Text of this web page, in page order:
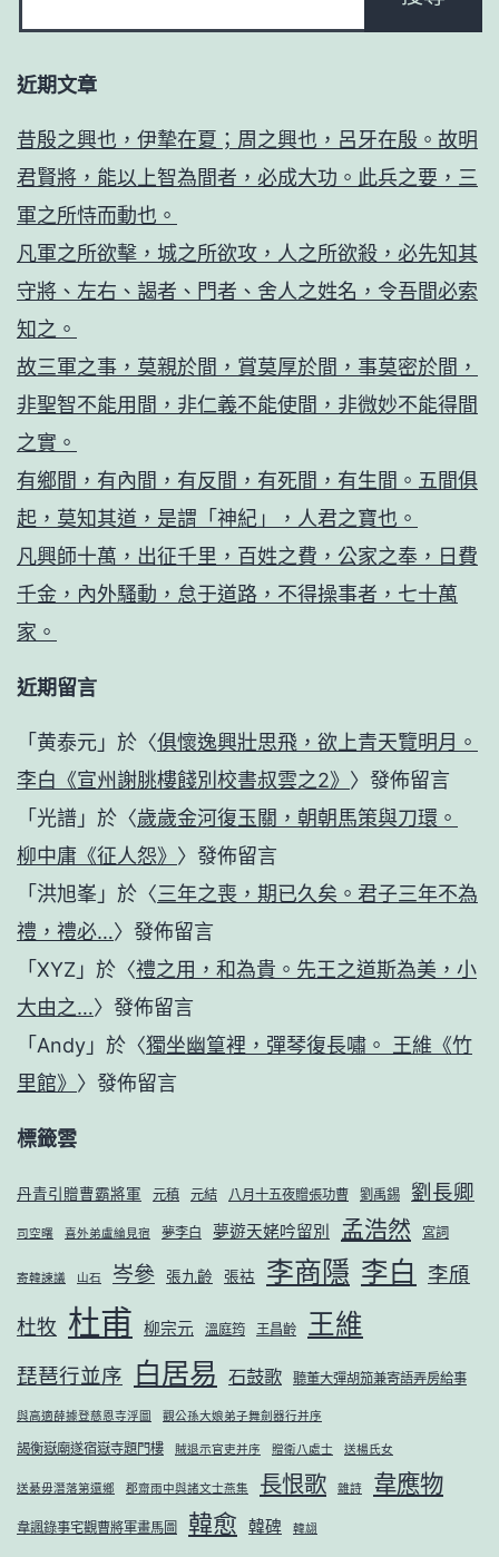
近期文章
昔殷之興也，伊摯在夏；周之興也，呂牙在殷。故明
君賢將，能以上智為間者，必成大功。此兵之要，三
軍之所恃而動也。
凡軍之所欲擊，城之所欲攻，人之所欲殺，必先知其
守將、左右、謁者、門者、舍人之姓名，令吾間必索
知之。
故三軍之事，莫親於間，賞莫厚於間，事莫密於間，
非聖智不能用間，非仁義不能使間，非微妙不能得間
之實。
有鄉間，有內間，有反間，有死間，有生間。五間俱
起，莫知其道，是謂「神紀」，人君之寶也。
凡興師十萬，出征千里，百姓之費，公家之奉，日費
千金，內外騷動，怠于道路，不得操事者，七十萬
家。
近期留言
「 黄泰元 」於〈俱懷逸興壯思飛，欲上青天覽明月。
李白《宣州謝朓樓餞別校書叔雲之2》 〉發佈留言
「 光譜 」於〈歲歲金河復玉關，朝朝馬策與刀環。
柳中庸《征人怨》 〉發佈留言
「 洪旭峯 」於〈三年之喪，期已久矣。君子三年不為
禮，禮必…〉發佈留言
「 XYZ 」於〈禮之用，和為貴。先王之道斯為美，小
大由之…〉發佈留言
「 Andy 」於〈獨坐幽篁裡，彈琴復長嘯。 王維《竹
里館》 〉發佈留言
標籤雲
丹青引贈曹霸將軍 元稹 元結 八月十五夜贈張功曹 劉禹錫 劉長卿
司空曙 喜外弟盧綸見宿 夢李白 夢遊天姥吟留別 孟浩然 宮詞
寄韓諫議 山石 岑參 張九齡 張祜 李商隱 李白 李頎
杜牧 杜甫 柳宗元 溫庭筠 王昌齡 王維
琵琶行並序 白居易 石鼓歌 聽董大彈胡笳兼寄語弄房給事
與高適薛據登慈恩寺浮圖 觀公孫大娘弟子舞劍器行并序
謁衡嶽廟遂宿嶽寺題門樓 賊退示官吏并序 贈衛八處士 送楊氏女
送綦毋潛落第還鄉 郡齋雨中與諸文士燕集 長恨歌 雜詩 韋應物
韋諷錄事宅觀曹將軍畫馬圖 韓愈 韓碑 韓翃